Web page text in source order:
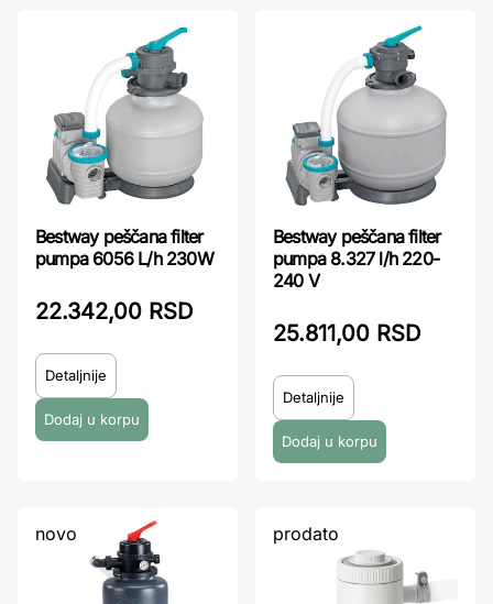
Bestway peščana filter
pumpa 6056 L/h 230W
22.342,00 RSD
Detaljnije
Bestway peščana filter
pumpa 8.327 l/h 220-
240 V
25.811,00 RSD
Detaljnije
novo prodato